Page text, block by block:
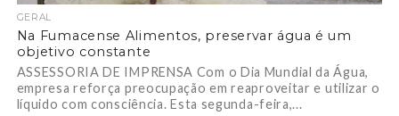
GERAL
Na Fumacense Alimentos, preservar água é um
objetivo constante
ASSESSORIA DE IMPRENSA Com o Dia Mundial da Água,
empresa reforça preocupação em reaproveitar e utilizar o
líquido com consciência. Esta segunda-feira,...